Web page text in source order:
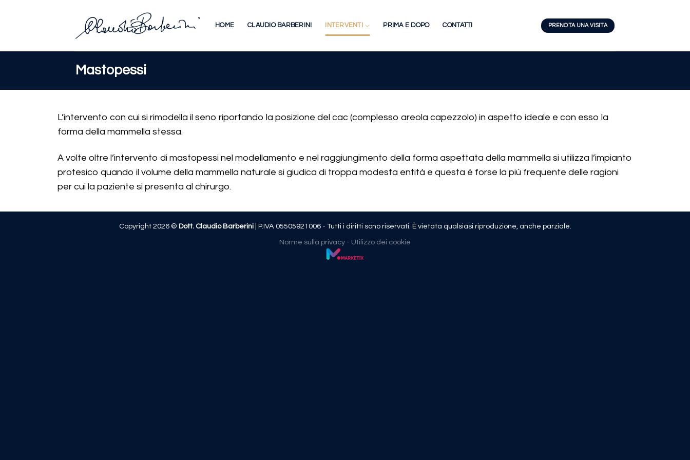
HOME CLAUDIO BARBERINI INTERVENTI PRIMA E DOPO CONTATTI PRENOTA UNA VISITA
Mastopessi
L’intervento con cui si rimodella il seno riportando la posizione del cac (complesso areola capezzolo) in aspetto ideale e con esso la
forma della mammella stessa.
A volte oltre l’intervento di mastopessi nel modellamento e nel raggiungimento della forma aspettata della mammella si utilizza l’impianto
protesico quando il volume della mammella naturale si giudica di troppa modesta entità e questa è forse la più frequente delle ragioni
per cui la paziente si presenta al chirurgo.
Copyright 2026 © Dott. Claudio Barberini| P.IVA 05505921006 - Tutti i diritti sono riservati. È vietata qualsiasi riproduzione, anche parziale.
Norme sulla privacy - Utilizzo dei cookie